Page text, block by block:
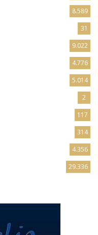
8.589
31
9.022
4.776
5.014
2
117
314
4.356
29.336